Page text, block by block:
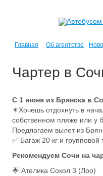
Главная Об агентстве
Чартер в
С 1 июня из Брянска в
☀Хочешь отдохнуть в
собственном пляже или у
Предлагаем вылет из
✅ Багаж 20 кг и
Рекомендуем Сочи на
🌟 Ателика Сокол 3 (Лоо)